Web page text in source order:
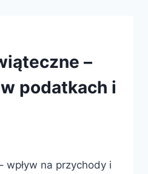
–
podatkach i
wpływ na przychody i